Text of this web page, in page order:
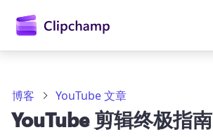
容
博客 YouTube 文章
YouTube 剪辑终极指南